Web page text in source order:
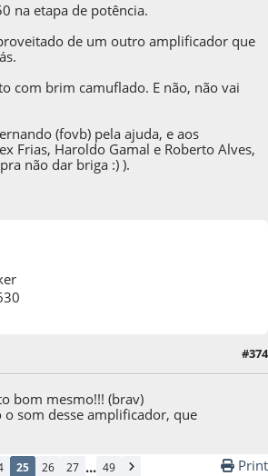
na etapa de potência.
de um outro amplificador que
com brim camuflado. E não, não vai
(fovb) pela ajuda, e aos
Frias, Haroldo Gamal e Roberto Alves,
não dar briga :) ).
#374
bom mesmo!!! (brav)
som desse amplificador, que
25 26 27 ... 49 Print